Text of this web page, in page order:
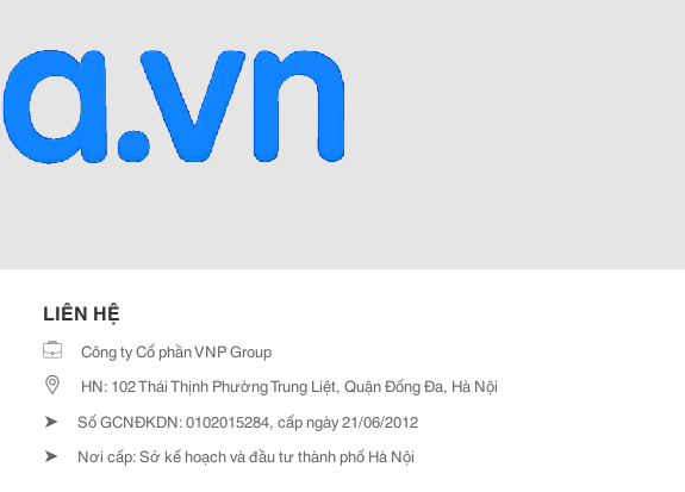
LIÊN HỆ
Công ty Cổ phần VNP Group
HN: 102 Thái Thịnh Phường Trung Liệt, Quận Đống Đa, Hà Nội
➤ Số GCNĐKDN: 0102015284, cấp ngày 21/06/2012
➤ Nơi cấp: Sở kế hoạch và đầu tư thành phố Hà Nội